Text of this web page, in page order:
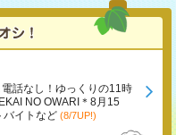
電話なし！ゆっくりの11時
NO OWARI＊8月15
バイトなど (8/7UP!)